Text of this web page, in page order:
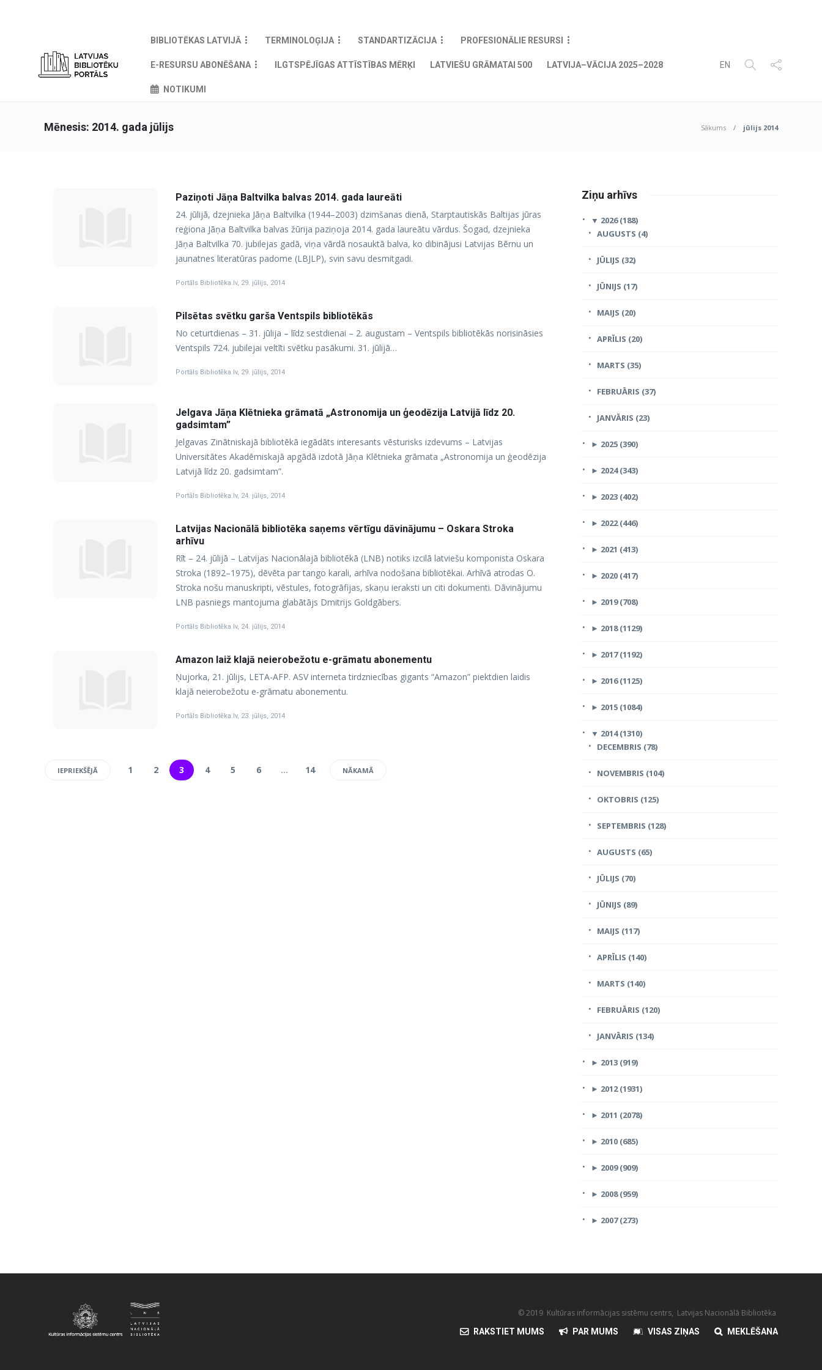
BIBLIOTĒKAS LATVIJĀ TERMINOLOĢIJA STANDARTIZĀCIJA PROFESIONĀLIE RESURSI
E-RESURSU ABONĒŠANA ILGTSPĒJĪGAS ATTĪSTĪBAS MĒRĶI LATVIEŠU GRĀMATAI 500 LATVIJA–VĀCIJA 2025–2028
NOTIKUMI
EN
Mēnesis: 2014. gada jūlijs Sākums jūlijs 2014
Paziņoti Jāņa Baltvilka balvas 2014. gada laureāti
24. jūlijā, dzejnieka Jāņa Baltvilka (1944–2003) dzimšanas dienā, Starptautiskās Baltijas jūras
reģiona Jāņa Baltvilka balvas žūrija paziņoja 2014. gada laureātu vārdus. Šogad, dzejnieka
Jāņa Baltvilka 70. jubilejas gadā, viņa vārdā nosauktā balva, ko dibinājusi Latvijas Bērnu un
jaunatnes literatūras padome (LBJLP), svin savu desmitgadi.
Portāls Bibliotēka.lv, 29. jūlijs, 2014
Pilsētas svētku garša Ventspils bibliotēkās
No ceturtdienas – 31. jūlija – līdz sestdienai – 2. augustam – Ventspils bibliotēkās norisināsies
Ventspils 724. jubilejai veltīti svētku pasākumi. 31. jūlijā…
Portāls Bibliotēka.lv, 29. jūlijs, 2014
Jelgava Jāņa Klētnieka grāmatā „Astronomija un ģeodēzija Latvijā līdz 20.
gadsimtam”
Jelgavas Zinātniskajā bibliotēkā iegādāts interesants vēsturisks izdevums – Latvijas
Universitātes Akadēmiskajā apgādā izdotā Jāņa Klētnieka grāmata „Astronomija un ģeodēzija
Latvijā līdz 20. gadsimtam”.
Portāls Bibliotēka.lv, 24. jūlijs, 2014
Latvijas Nacionālā bibliotēka saņems vērtīgu dāvinājumu – Oskara Stroka
arhīvu
Rīt – 24. jūlijā – Latvijas Nacionālajā bibliotēkā (LNB) notiks izcilā latviešu komponista Oskara
Stroka (1892–1975), dēvēta par tango karali, arhīva nodošana bibliotēkai. Arhīvā atrodas O.
Stroka nošu manuskripti, vēstules, fotogrāfijas, skaņu ieraksti un citi dokumenti. Dāvinājumu
LNB pasniegs mantojuma glabātājs Dmitrijs Goldgābers.
Portāls Bibliotēka.lv, 24. jūlijs, 2014
Amazon laiž klajā neierobežotu e-grāmatu abonementu
Ņujorka, 21. jūlijs, LETA-AFP. ASV interneta tirdzniecības gigants “Amazon” piektdien laidis
klajā neierobežotu e-grāmatu abonementu.
Portāls Bibliotēka.lv, 23. jūlijs, 2014
IEPRIEKŠĒJĀ 1 2 3 4 5 6 … 14 NĀKAMĀ
Ziņu arhīvs
▼ 2026 (188)
AUGUSTS (4)
JŪLIJS (32)
JŪNIJS (17)
MAIJS (20)
APRĪLIS (20)
MARTS (35)
FEBRUĀRIS (37)
JANVĀRIS (23)
► 2025 (390)
► 2024 (343)
► 2023 (402)
► 2022 (446)
► 2021 (413)
► 2020 (417)
► 2019 (708)
► 2018 (1129)
► 2017 (1192)
► 2016 (1125)
► 2015 (1084)
▼ 2014 (1310)
DECEMBRIS (78)
NOVEMBRIS (104)
OKTOBRIS (125)
SEPTEMBRIS (128)
AUGUSTS (65)
JŪLIJS (70)
JŪNIJS (89)
MAIJS (117)
APRĪLIS (140)
MARTS (140)
FEBRUĀRIS (120)
JANVĀRIS (134)
► 2013 (919)
► 2012 (1931)
► 2011 (2078)
► 2010 (685)
► 2009 (909)
► 2008 (959)
► 2007 (273)
© 2019 Kultūras informācijas sistēmu centrs, Latvijas Nacionālā Bibliotēka
RAKSTIET MUMS PAR MUMS VISAS ZIŅAS MEKLĒŠANA